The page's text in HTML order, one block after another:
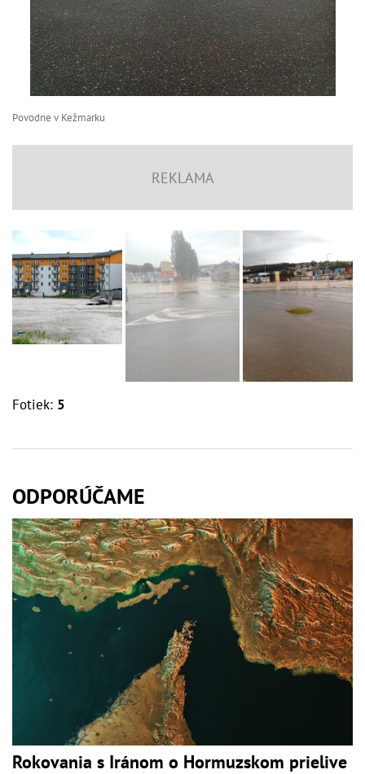
Povodne v Kežmarku
Fotiek: 5
ODPORÚČAME
Rokovania s Iránom o Hormuzskom prielive